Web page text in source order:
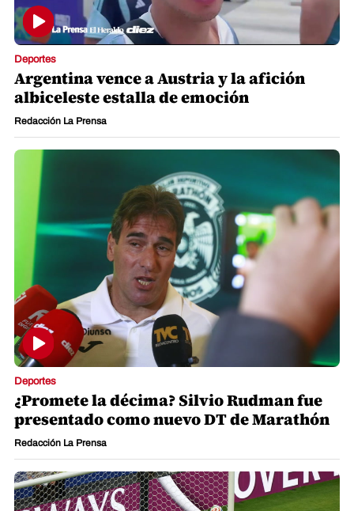
Deportes
Argentina vence a Austria y la afición
albiceleste estalla de emoción
Redacción La Prensa
Deportes
¿Promete la décima? Silvio Rudman fue
presentado como nuevo DT de Marathón
Redacción La Prensa